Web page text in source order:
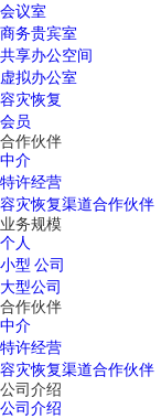
会议室
商务贵宾室
共享办公空间
虚拟办公室
容灾恢复
会员
合作伙伴
中介
特许经营
容灾恢复渠道合作伙伴
业务规模
个人
小型 公司
大型公司
合作伙伴
中介
特许经营
容灾恢复渠道合作伙伴
公司介绍
公司介绍